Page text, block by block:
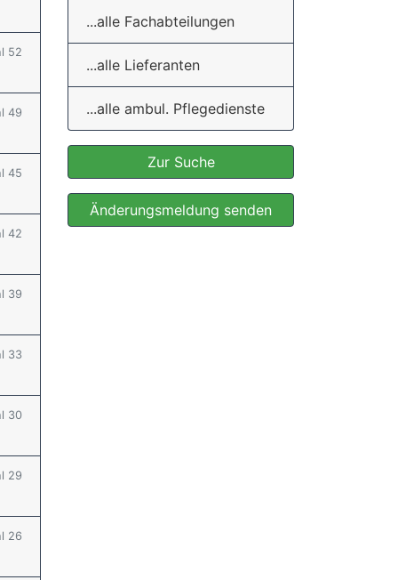
52
49
45
42
39
33
30
29
26
...alle Fachabteilungen
...alle Lieferanten
...alle ambul. Pflegedienste
Zur Suche
Änderungsmeldung senden